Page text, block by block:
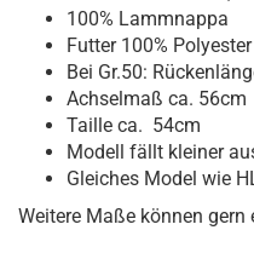
100% Lammnappa
Futter 100% Polyester
Bei Gr.50:
Achselmaß ca. 56cm
Taille ca. 54cm
Modell fällt kleiner
Gleiches Model wie
Weitere Maße können gern